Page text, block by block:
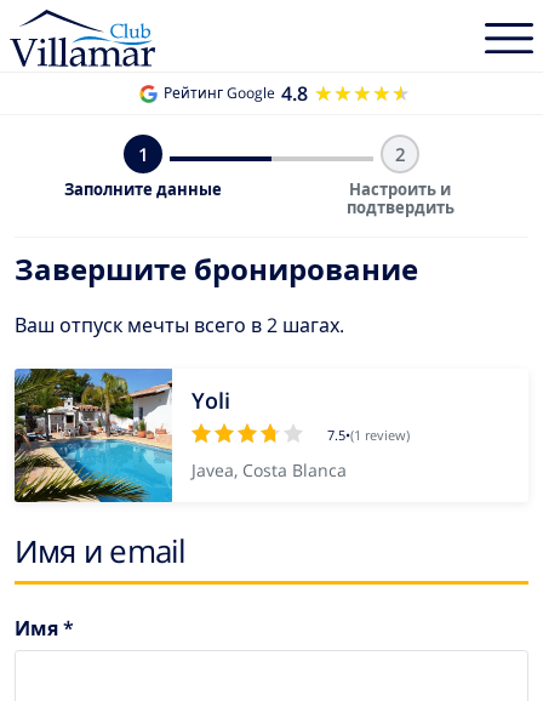
Рейтинг Google 4.8 ★★★★★
★★★★★
1
Заполните данные
2
Настроить и
подтвердить
Завершите бронирование
Ваш отпуск мечты всего в 2 шагах.
Yoli
7.5•(1 review)
Javea, Costa Blanca
Имя и email
Имя *